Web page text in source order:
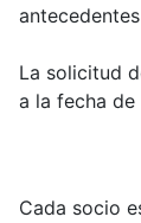
La solicitud
a la fecha
Cada socio